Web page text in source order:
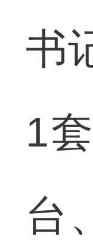
书
1
台